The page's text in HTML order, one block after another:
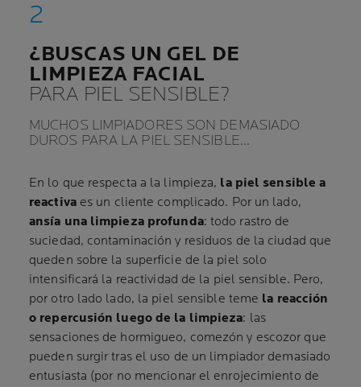
¿BUSCAS UN GEL DE
LIMPIEZA FACIAL
PARA PIEL SENSIBLE?
MUCHOS LIMPIADORES SON DEMASIADO
DUROS PARA LA PIEL SENSIBLE…
En lo que respecta a la limpieza, la piel sensible a
reactivaes un cliente complicado. Por un lado,
ansía una limpieza profunda: todo rastro de
suciedad, contaminación y residuos de la ciudad que
queden sobre la superficie de la piel solo
intensificará la reactividad de la piel sensible. Pero,
por otro lado lado, la piel sensible teme la reacción
o repercusión luego de la limpieza: las
sensaciones de hormigueo, comezón y escozor que
pueden surgir tras el uso de un limpiador demasiado
entusiasta (por no mencionar el enrojecimiento de